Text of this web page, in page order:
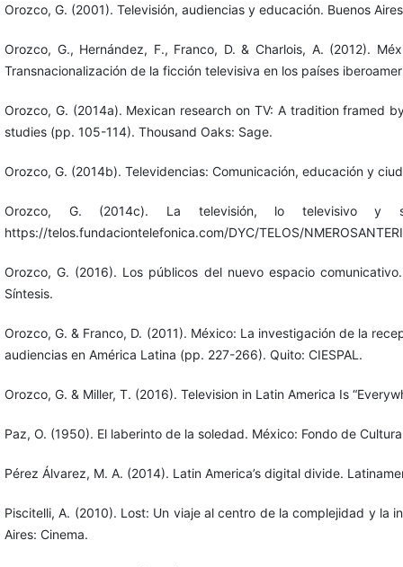
Orozco, G. (2001). Televisión, audiencias y educación. Buenos
Orozco, G., Hernández, F., Franco, D. & Charlois, A. (2012).
Transnacionalización de la ficción televisiva en los países
Orozco, G. (2014a). Mexican research on TV: A tradition framed
studies (pp. 105-114). Thousand Oaks: Sage.
Orozco, G. (2014b). Televidencias: Comunicación, educación y
Orozco, G. (2014c). La televisión, lo televisivo y
https://telos.fundaciontelefonica.com/DYC/TELOS/
Orozco, G. (2016). Los públicos del nuevo espacio
Síntesis.
Orozco, G. & Franco, D. (2011). México: La investigación de la
audiencias en América Latina (pp. 227-266). Quito: CIESPAL.
Orozco, G. & Miller, T. (2016). Television in Latin America Is
Paz, O. (1950). El laberinto de la soledad. México: Fondo de
Pérez Álvarez, M. A. (2014). Latin America’s digital divide.
Piscitelli, A. (2010). Lost: Un viaje al centro de la complejidad y la
Aires: Cinema.